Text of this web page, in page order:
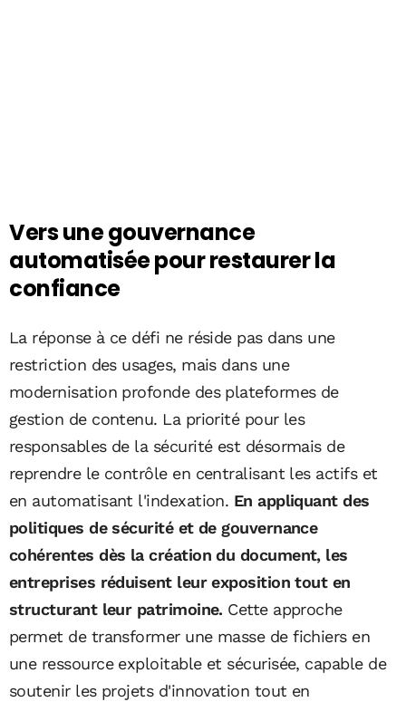
Vers une gouvernance
automatisée pour restaurer la
confiance
La réponse à ce défi ne réside pas dans une
restriction des usages, mais dans une
modernisation profonde des plateformes de
gestion de contenu. La priorité pour les
responsables de la sécurité est désormais de
reprendre le contrôle en centralisant les actifs et
en automatisant l'indexation. En appliquant des
politiques de sécurité et de gouvernance
cohérentes dès la création du document, les
entreprises réduisent leur exposition tout en
structurant leur patrimoine. Cette approche
permet de transformer une masse de fichiers en
une ressource exploitable et sécurisée, capable de
soutenir les projets d'innovation tout en